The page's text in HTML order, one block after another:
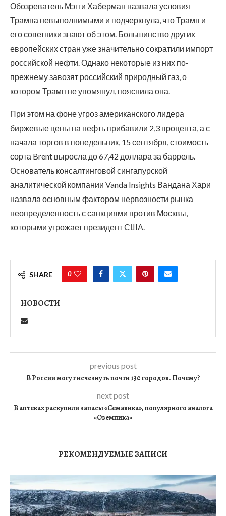
Обозреватель Мэгги Хаберман назвала условия
Трампа невыполнимыми и подчеркнула, что Трамп и
его советники знают об этом. Большинство других
европейских стран уже значительно сократили импорт
российской нефти. Однако некоторые из них по-
прежнему завозят российский природный газ, о
котором Трамп не упомянул, пояснила она.
При этом на фоне угроз американского лидера
биржевые цены на нефть прибавили 2,3 процента, а с
начала торгов в понедельник, 15 сентября, стоимость
сорта Brent выросла до 67,42 доллара за баррель.
Основатель консалтинговой сингапурской
аналитической компании Vanda Insights Вандана Хари
назвала основным фактором нервозности рынка
неопределенность с санкциями против Москвы,
которыми угрожает президент США.
SHARE 0
НОВОСТИ
previous post
В России могут исчезнуть почти 130 городов. Почему?
next post
В аптеках раскупили запасы «Семавика», популярного аналога
«Оземпика»
РЕКОМЕНДУЕМЫЕ ЗАПИСИ